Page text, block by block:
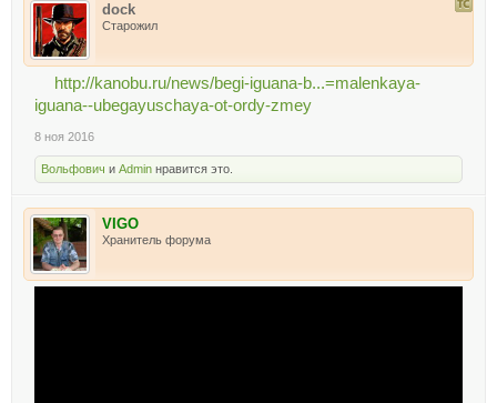
dock
Старожил
http://kanobu.ru/news/begi-iguana-b...=malenkaya-
iguana--ubegayuschaya-ot-ordy-zmey
8 ноя 2016
Вольфович и Admin нравится это.
VIGO
Хранитель форума